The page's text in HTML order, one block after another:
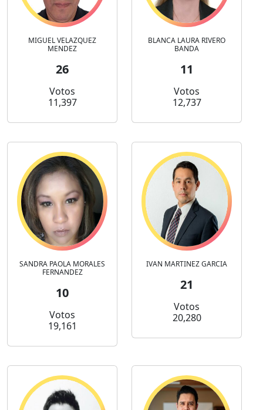
MIGUEL VELAZQUEZ
MENDEZ
26
Votos
11,397
BLANCA LAURA RIVERO
BANDA
11
Votos
12,737
SANDRA PAOLA MORALES
FERNANDEZ
10
Votos
19,161
IVAN MARTINEZ GARCIA
21
Votos
20,280